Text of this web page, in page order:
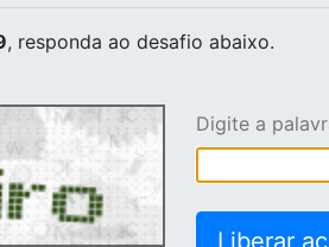
, responda ao desafio abaixo.
Digite a